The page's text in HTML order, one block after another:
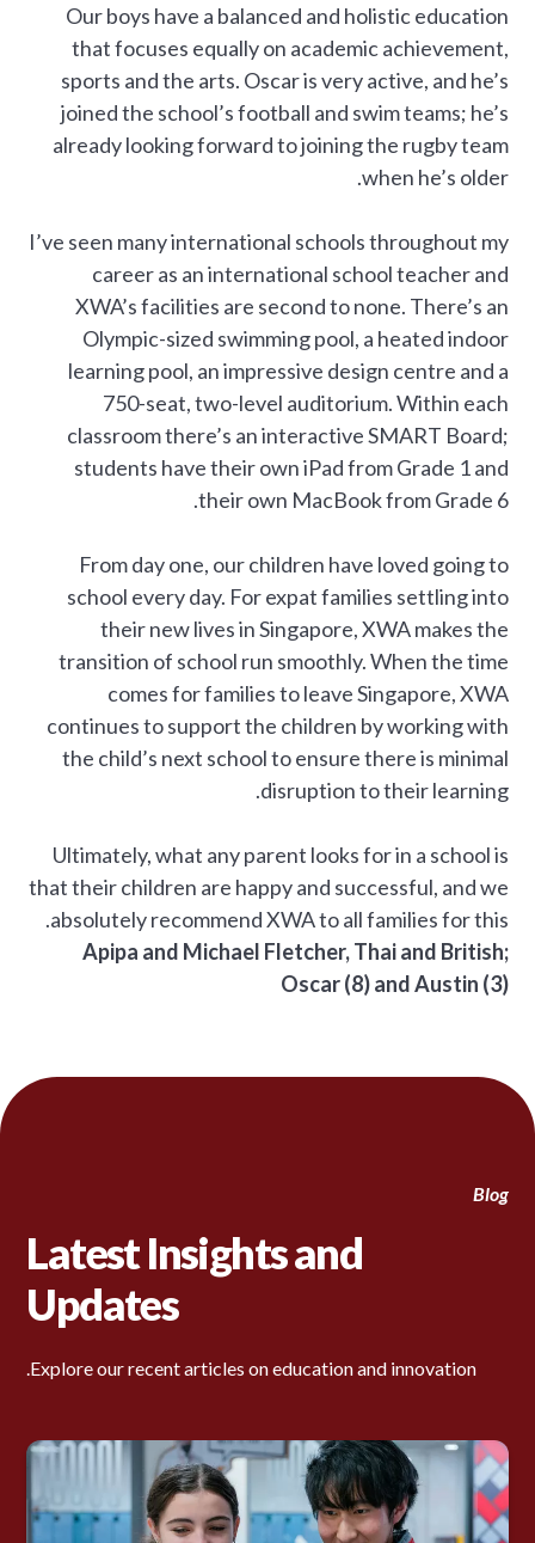
Our boys have a balanced and holistic education
that focuses equally on academic achievement,
sports and the arts. Oscar is very active, and he’s
joined the school’s football and swim teams; he’s
already looking forward to joining the rugby team
when he’s older.
I’ve seen many international schools throughout my
career as an international school teacher and
XWA’s facilities are second to none. There’s an
Olympic-sized swimming pool, a heated indoor
learning pool, an impressive design centre and a
750-seat, two-level auditorium. Within each
classroom there’s an interactive SMART Board;
students have their own iPad from Grade 1 and
their own MacBook from Grade 6.
From day one, our children have loved going to
school every day. For expat families settling into
their new lives in Singapore, XWA makes the
transition of school run smoothly. When the time
comes for families to leave Singapore, XWA
continues to support the children by working with
the child’s next school to ensure there is minimal
disruption to their learning.
Ultimately, what any parent looks for in a school is
that their children are happy and successful, and we
absolutely recommend XWA to all families for this.
Apipa and Michael Fletcher, Thai and British;
Oscar (8) and Austin (3)
Blog
Latest Insights and
Updates
Explore our recent articles on education and innovation.